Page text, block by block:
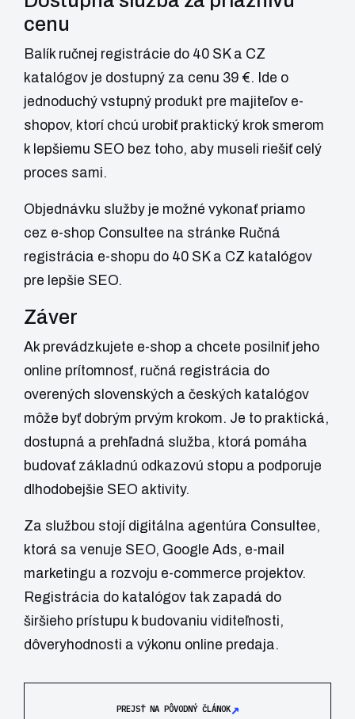
cenu
Balík ručnej registrácie do 40 SK a CZ
katalógov je dostupný za cenu 39 €. Ide o
jednoduchý vstupný produkt pre majiteľov e-
shopov, ktorí chcú urobiť praktický krok smerom
k lepšiemu SEO bez toho, aby museli riešiť celý
proces sami.
Objednávku služby je možné vykonať priamo
cez e-shop Consultee na stránke Ručná
registrácia e-shopu do 40 SK a CZ katalógov
pre lepšie SEO.
Záver
Ak prevádzkujete e-shop a chcete posilniť jeho
online prítomnosť, ručná registrácia do
overených slovenských a českých katalógov
môže byť dobrým prvým krokom. Je to praktická,
dostupná a prehľadná služba, ktorá pomáha
budovať základnú odkazovú stopu a podporuje
dlhodobejšie SEO aktivity.
Za službou stojí digitálna agentúra Consultee,
ktorá sa venuje SEO, Google Ads, e-mail
marketingu a rozvoju e-commerce projektov.
Registrácia do katalógov tak zapadá do
širšieho prístupu k budovaniu viditeľnosti,
dôveryhodnosti a výkonu online predaja.
PREJSŤ NA PÔVODNÝ ČLÁNOK↗